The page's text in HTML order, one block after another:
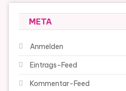
META
Anmelden
Eintrags-Feed
Kommentar-Feed